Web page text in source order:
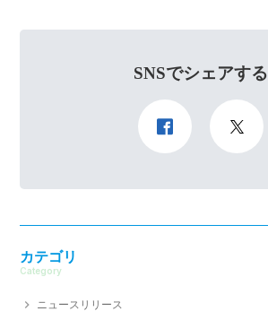
SNSでシェアする
カテゴリ
Category
ニュースリリース